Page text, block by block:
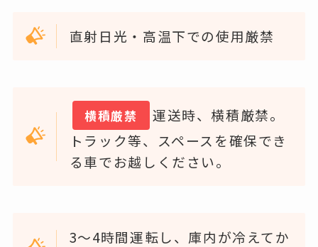
直射日光・高温下での使用厳禁
横積厳禁
運送時、横積厳禁。
トラック等、スペースを確保でき
る車でお越しください。
3～4時間運転し、庫内が冷えてか